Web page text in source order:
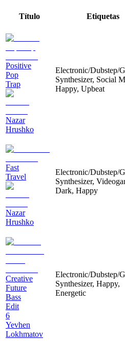
Título Etiquetas
Positive
Pop
Trap
Nazar
Hrushko
Electronic/Dubstep/
Synthesizer, Social
Happy, Upbeat
Fast
Travel
Nazar
Hrushko
Electronic/Dubstep/
Synthesizer,
Dark, Happy
Creative
Future
Bass
Edit
6
Yevhen
Lokhmatov
Electronic/Dubstep/
Synthesizer, Happy,
Energetic